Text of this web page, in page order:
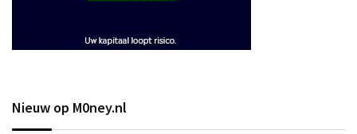
Nieuw op M0ney.nl